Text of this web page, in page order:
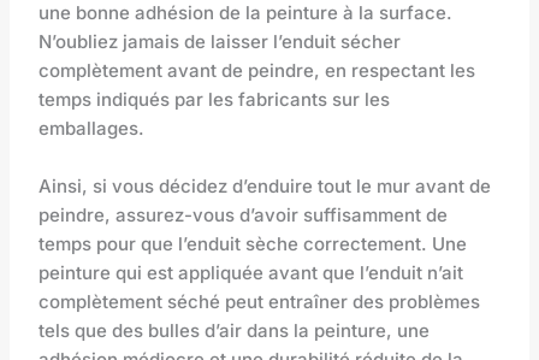
une bonne adhésion de la peinture à la surface.
N’oubliez jamais de laisser l’enduit sécher
complètement avant de peindre, en respectant les
temps indiqués par les fabricants sur les
emballages.
Ainsi, si vous décidez d’enduire tout le mur avant de
peindre, assurez-vous d’avoir suffisamment de
temps pour que l’enduit sèche correctement. Une
peinture qui est appliquée avant que l’enduit n’ait
complètement séché peut entraîner des problèmes
tels que des bulles d’air dans la peinture, une